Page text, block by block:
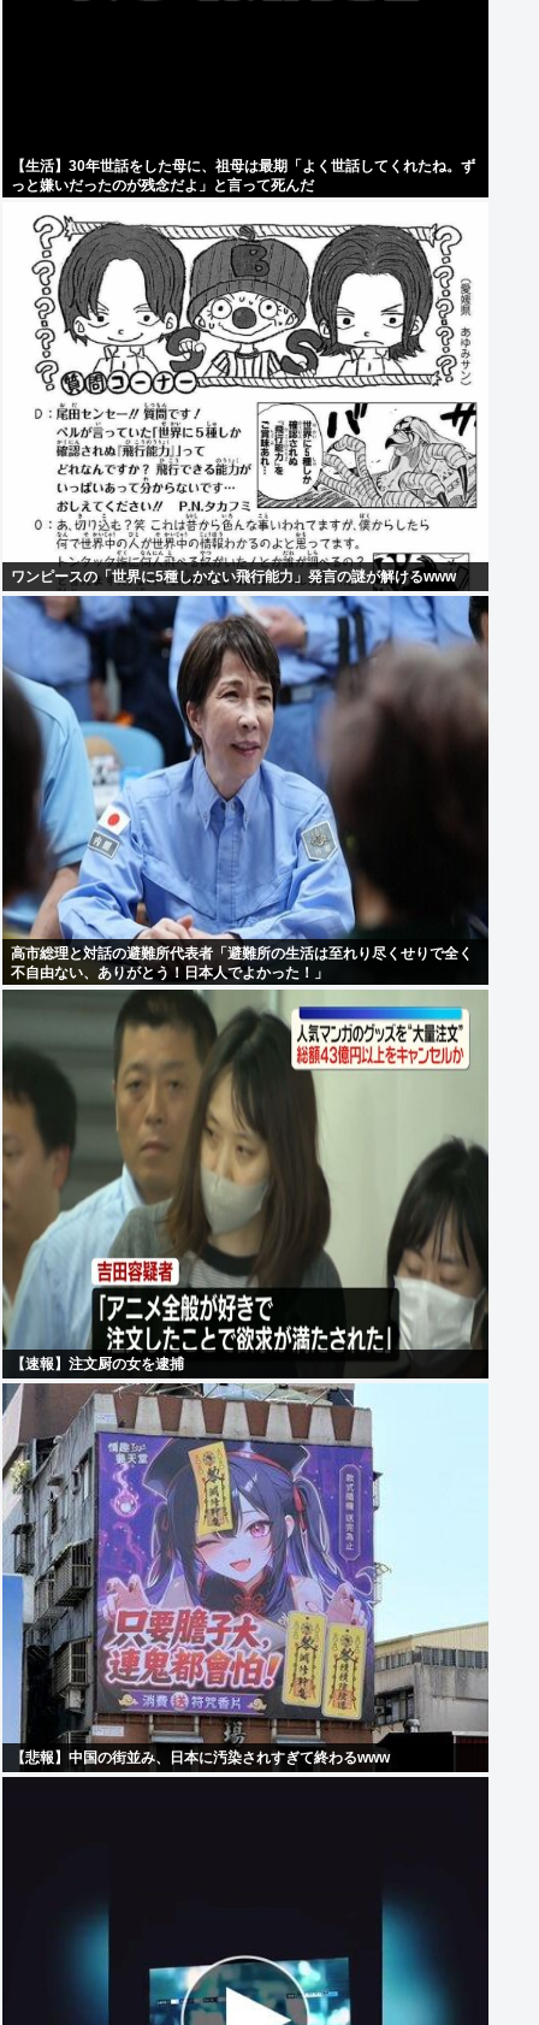
【生活】30年世話をした母に、祖母は最期「よく世話してくれたね。ず
っと嫌いだったのが残念だよ」と言って死んだ
ワンピースの「世界に5種しかない飛行能力」発言の謎が解けるwww
高市総理と対話の避難所代表者「避難所の生活は至れり尽くせりで全く
不自由ない、ありがとう！日本人でよかった！」
【速報】注文厨の女を逮捕
【悲報】中国の街並み、日本に汚染されすぎて終わるwww